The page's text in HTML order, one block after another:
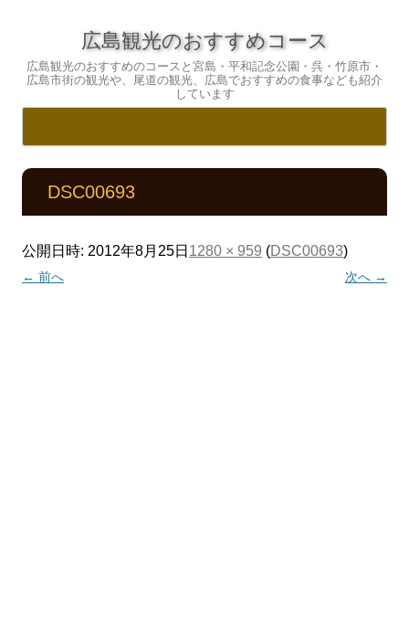
広島観光のおすすめコース
広島観光のおすすめのコースと宮島・平和記念公園・呉・竹原市・
広島市街の観光や、尾道の観光、広島でおすすめの食事なども紹介
しています
ン
へ
キ
ッ
DSC00693
公開日時: 2012年8月25日 1280 × 959 (DSC00693)
← 前へ 次へ →